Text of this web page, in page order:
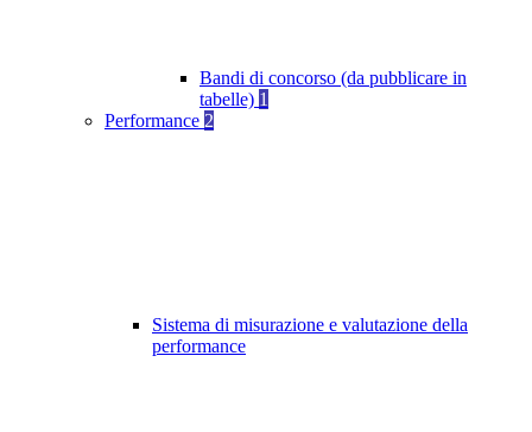
Bandi di concorso (da pubblicare in
tabelle) 1
Performance 2
Sistema di misurazione e valutazione della
performance